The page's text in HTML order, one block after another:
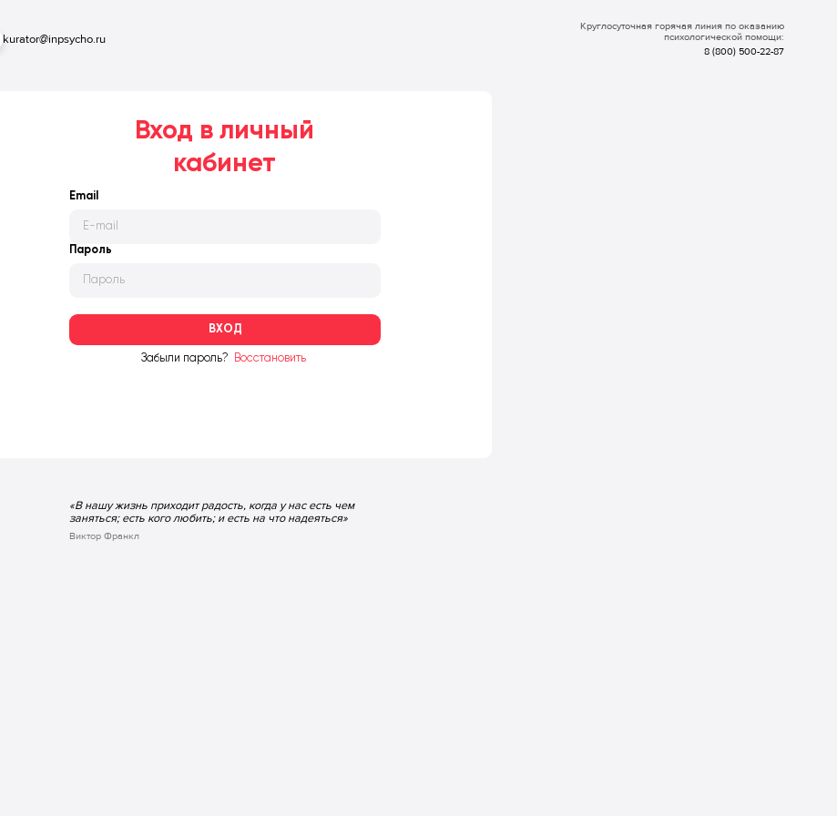
kurator@inpsycho.ru
Круглосуточная горячая линия по оказанию
психологической помощи:
8 (800) 500-22-87
Вход в личный
кабинет
Email
Пароль
ВХОД
Забыли пароль? Восстановить
«В нашу жизнь приходит радость, когда у нас есть чем
заняться; есть кого любить; и есть на что надеяться»
Виктор Франкл